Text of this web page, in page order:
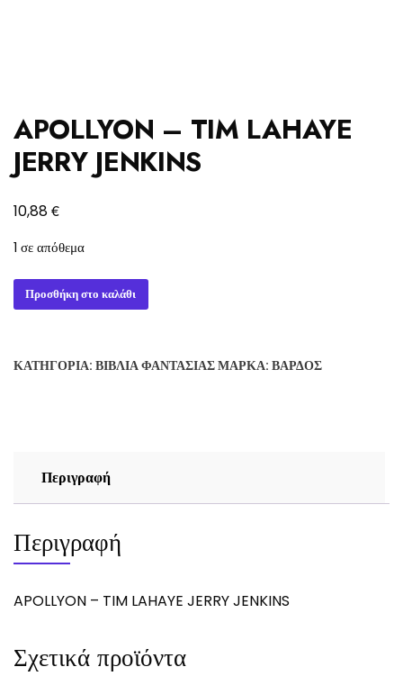
APOLLYON – TIM LAHAYE
JERRY JENKINS
10,88€
1 σε απόθεμα
APOLLYON
-
JERRY
Προσθήκη στο καλάθι
ΚΑΤΗΓΟΡΊΑ: ΒΙΒΛΊΑ ΦΑΝΤΑΣΊΑΣΜΆΡΚΑ: ΒΆΡΔΟΣ
Περιγραφή
Περιγραφή
APOLLYON – TIM LAHAYE JERRY JENKINS
Σχετικά προϊόντα